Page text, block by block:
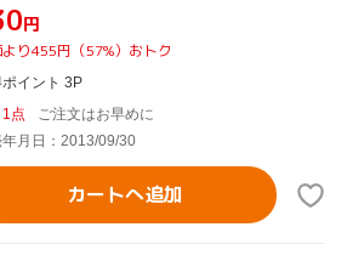
円
り455円（57%）おトク
イント 3P
点
ご注文はお早めに
月日：2013/09/30
カートへ追加